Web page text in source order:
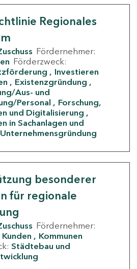
Regionales
Fördernehmer:
Förderzweck:
Investieren
Existenzgründung
Aus- und
Personal
Forschung,
und Digitalisierung
in Sachanlagen und
Unternehmensgründung
besonderer
für regionale
Fördernehmer:
Kommunen
Städtebau und